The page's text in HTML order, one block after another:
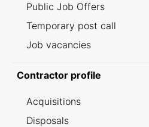
Public Job Offers
Temporary post call
Job vacancies
Contractor profile
Acquisitions
Disposals